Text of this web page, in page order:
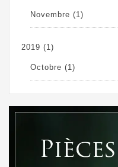
Novembre (1)
2019 (1)
Octobre (1)